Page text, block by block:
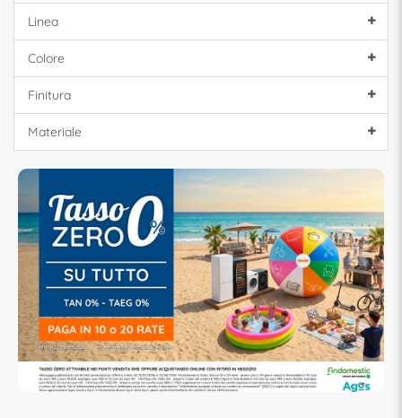
Linea
Colore
Finitura
Materiale